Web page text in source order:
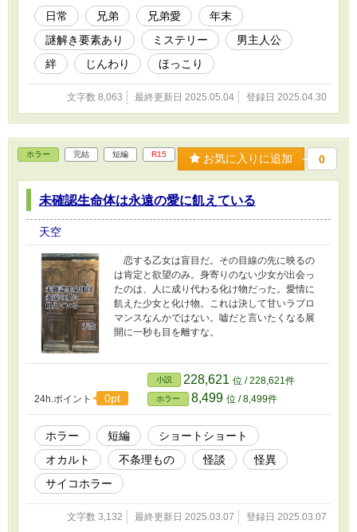
日常 兄弟 兄弟愛
年末
謎解き要素あり
ミステリー
男主人公
絆
じんわり ほっこり
文字数 8,063 最終更新日 2025.05.04 登録日 2025.04.30
ホラー 完結 短編 R15 お気に入りに追加 0
未確認生命体は永遠の愛に飢えている
天空
恋する乙女は盲目だ。その目線の先に映るの
は肯定と欲望のみ。身寄りのない少女が出会っ
たのは、人に成り代わる化け物だった。愛情に
飢えた少女と化け物。これは決して甘いラブロ
マンスなんかではない。嘘だと言いたくなる展
開に一秒も目を離すな。
24h.ポイント 0pt
小説 228,621 位 / 228,621件
ホラー 8,499 位 / 8,499件
ホラー 短編
ショートショート
オカルト
不条理もの 怪談
怪異
サイコホラー
文字数 3,132 最終更新日 2025.03.07 登録日 2025.03.07